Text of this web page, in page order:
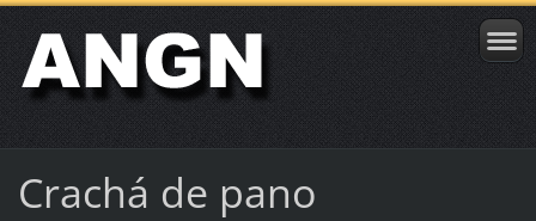
Crachá de pano